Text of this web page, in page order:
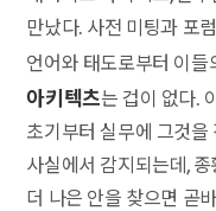
만났다. 사전 미팅과 포
언어와 태도로부터 이들
아키텍츠는 겁이 없다.
초기부터 실무에 그것
사실에서 감지되는데,
더 나은 안을 찾으면 곧